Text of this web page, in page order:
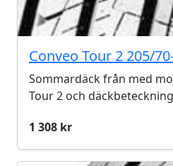
Conveo Tour 2 205/
Sommardäck från med
Tour 2 och
1 308 kr